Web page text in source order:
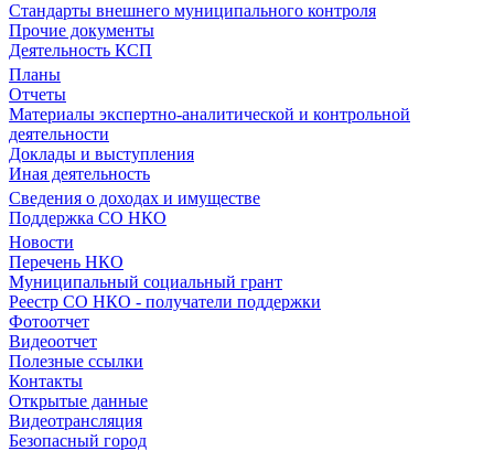
Стандарты внешнего муниципального контроля
Прочие документы
Деятельность КСП
Планы
Отчеты
Материалы экспертно-аналитической и контрольной
деятельности
Доклады и выступления
Иная деятельность
Сведения о доходах и имуществе
Поддержка СО НКО
Новости
Перечень НКО
Муниципальный социальный грант
Реестр СО НКО - получатели поддержки
Фотоотчет
Видеоотчет
Полезные ссылки
Контакты
Открытые данные
Видеотрансляция
Безопасный город